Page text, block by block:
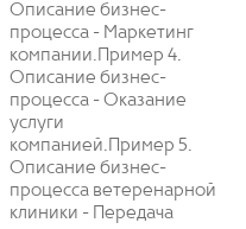
Описание бизнес-
процесса - Маркетинг
компании.Пример 4.
Описание бизнес-
процесса - Оказание
услуги
компанией.Пример 5.
Описание бизнес-
процесса ветеренарной
клиники - Передача